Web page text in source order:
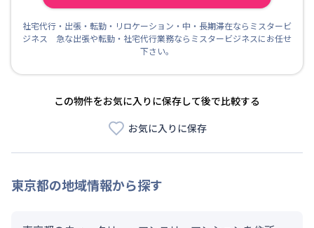
社宅代行・出張・転勤・リロケーション・中・長期滞在ならミスタービ
ジネス 急な出張や転勤・社宅代行業務ならミスタービジネスにお任せ
下さい。
この物件をお気に入りに保存して後で比較する
お気に入りに保存
東京都の地域情報から探す